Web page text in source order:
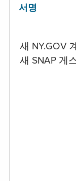
서명
새 NY.GOV
새 SNAP 게